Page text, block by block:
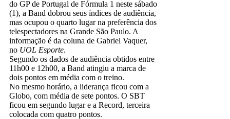
do GP de Portugal de Fórmula 1 neste sábado
(1), a Band dobrou seus índices de audiência,
mas ocupou o quarto lugar na preferência dos
telespectadores na Grande São Paulo. A
informação é da coluna de Gabriel Vaquer,
no UOL Esporte.
Segundo os dados de audiência obtidos entre
11h00 e 12h00, a Band atingiu a marca de
dois pontos em média com o treino.
No mesmo horário, a liderança ficou com a
Globo, com média de sete pontos. O SBT
ficou em segundo lugar e a Record, terceira
colocada com quatro pontos.